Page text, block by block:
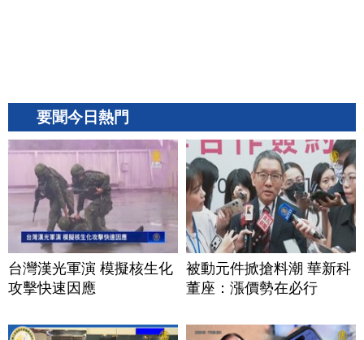
要聞今日熱門
台灣漢光軍演 模擬核生化
攻擊快速因應
被動元件掀搶料潮 華新科
董座：漲價勢在必行